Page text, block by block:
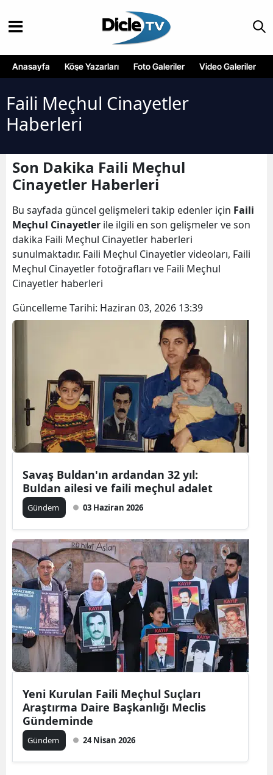
Anasayfa Köşe Yazarları Foto Galeriler Video Galeriler
Faili Meçhul Cinayetler
Haberleri
Son Dakika Faili Meçhul
Cinayetler Haberleri
Bu sayfada güncel gelişmeleri takip edenler için Faili
Meçhul Cinayetler ile ilgili en son gelişmeler ve son
dakika Faili Meçhul Cinayetler haberleri
sunulmaktadır. Faili Meçhul Cinayetler videoları, Faili
Meçhul Cinayetler fotoğrafları ve Faili Meçhul
Cinayetler haberleri
Güncelleme Tarihi: Haziran 03, 2026 13:39
Savaş Buldan'ın ardandan 32 yıl:
Buldan ailesi ve faili meçhul adalet
Gündem 03 Haziran 2026
Yeni Kurulan Faili Meçhul Suçları
Araştırma Daire Başkanlığı Meclis
Gündeminde
Gündem 24 Nisan 2026